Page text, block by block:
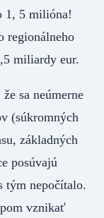
1, 5 milióna!
regionálneho
miliardy eur.
sa neúmerne
(súkromných
základných
posúvajú
tým nepočítalo.
vznikať